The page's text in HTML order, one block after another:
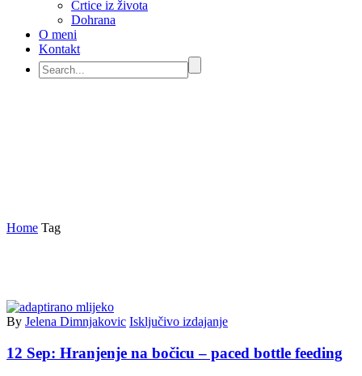
Crtice iz života
Dohrana
O meni
Kontakt
Home Tag
By Jelena Dimnjakovic Isključivo izdajanje
12 Sep: Hranjenje na bočicu – paced bottle feeding